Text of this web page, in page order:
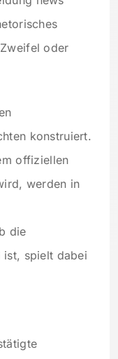
oder
konstruiert.
offiziellen
werden in
die
ist, spielt dabei